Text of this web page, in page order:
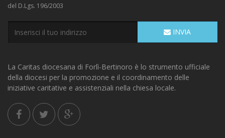
del D.Lgs. 196/2003
INVIA
La Caritas diocesana di Forlì-Bertinoro è lo strumento ufficiale
della diocesi per la promozione e il coordinamento delle
iniziative caritative e assistenziali nella chiesa locale.